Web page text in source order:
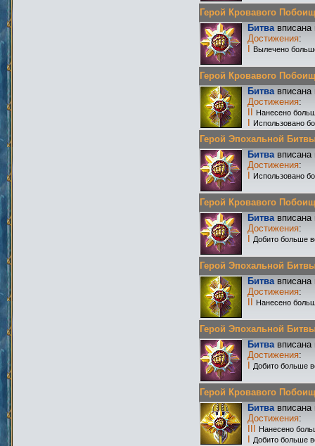
Герой Кровавого
Битвавписана
Достижения:
Вылечено
Герой Кровавого
Битвавписана
Достижения:
Нанесено
Использовано
Герой Эпохальной
Битвавписана
Достижения:
Использовано
Герой Кровавого
Битвавписана
Достижения:
Добито больше
Герой Эпохальной
Битвавписана
Достижения:
Нанесено
Герой Эпохальной
Битвавписана
Достижения:
Добито больше
Герой Кровавого
Битвавписана
Достижения:
Нанесено
Добито больше